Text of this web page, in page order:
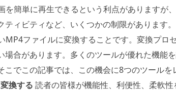
を簡単に再生できるという利点がありますが
ティビティなど、いくつかの制限があります
ファイルに変換することです。変換プロ
合があります。多くのツールが優れた機能
でこの記事では、この機会に8つのツールを
換する 読者の皆様が機能性、利便性、柔軟